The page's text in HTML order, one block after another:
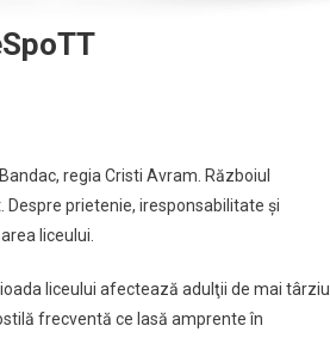
regia Cristi Avram. Războiul
prietenie, iresponsabilitate şi
liceului.
liceului afectează adulţii de mai târziu.
frecventă ce lasă amprente în